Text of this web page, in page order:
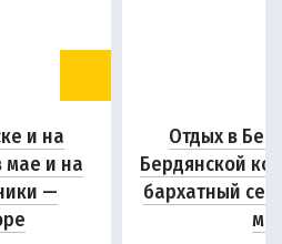
и на
мае и на
—
Отдых в
Бердянской
бархатный